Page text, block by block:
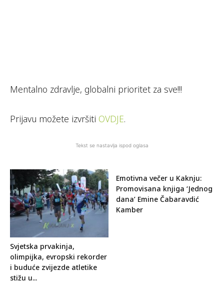
Mentalno zdravlje, globalni prioritet za sve!!!
Prijavu možete izvršiti OVDJE.
Tekst se nastavlja ispod oglasa
Svjetska prvakinja,
olimpijka, evropski rekorder
i buduće zvijezde atletike
stižu u...
Emotivna večer u Kaknju:
Promovisana knjiga ‘Jednog
dana’ Emine Čabaravdić
Kamber